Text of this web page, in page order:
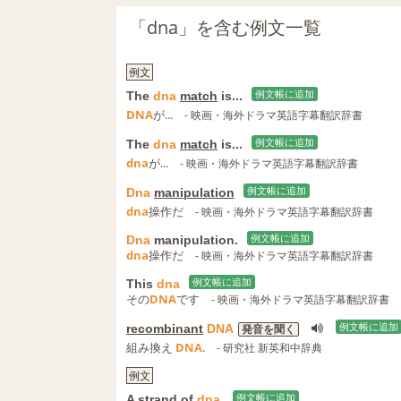
「dna」を含む例文一覧
例文
The dna match is... 例文帳に追加
DNAが... - 映画・海外ドラマ英語字幕翻訳辞書
The dna match is... 例文帳に追加
dnaが... - 映画・海外ドラマ英語字幕翻訳辞書
Dna manipulation 例文帳に追加
dna操作だ - 映画・海外ドラマ英語字幕翻訳辞書
Dna manipulation. 例文帳に追加
dna操作だ - 映画・海外ドラマ英語字幕翻訳辞書
This dna 例文帳に追加
そのDNAです - 映画・海外ドラマ英語字幕翻訳辞書
recombinant DNA 発音を聞く 例文帳に追加
組み換え DNA.
- 研究社 新英和中辞典
例文
例文帳に追加